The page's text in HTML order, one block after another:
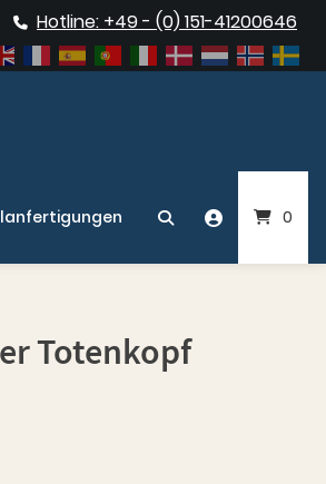
Hotline: +49 - (0) 151-41200646
0
Totenkopf